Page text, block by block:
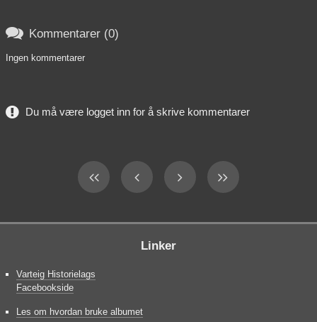
 Kommentarer (0)
Ingen kommentarer
Du må være logget inn for å skrive kommentarer
Linker
Varteig Historielags
Facebookside
Les om hvordan bruke albumet